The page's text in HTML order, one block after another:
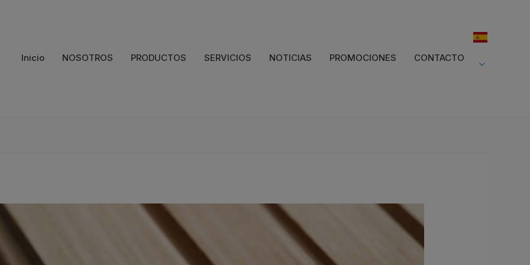
Inicio NOSOTROS PRODUCTOS SERVICIOS NOTICIAS PROMOCIONES CONTACTO